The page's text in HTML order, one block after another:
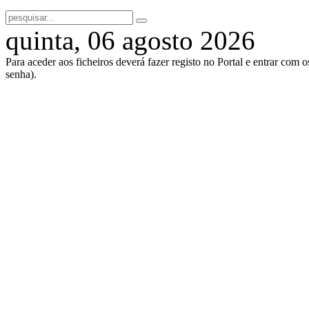
quinta, 06 agosto 2026
Para aceder aos ficheiros deverá fazer registo no Portal e entrar com
senha).